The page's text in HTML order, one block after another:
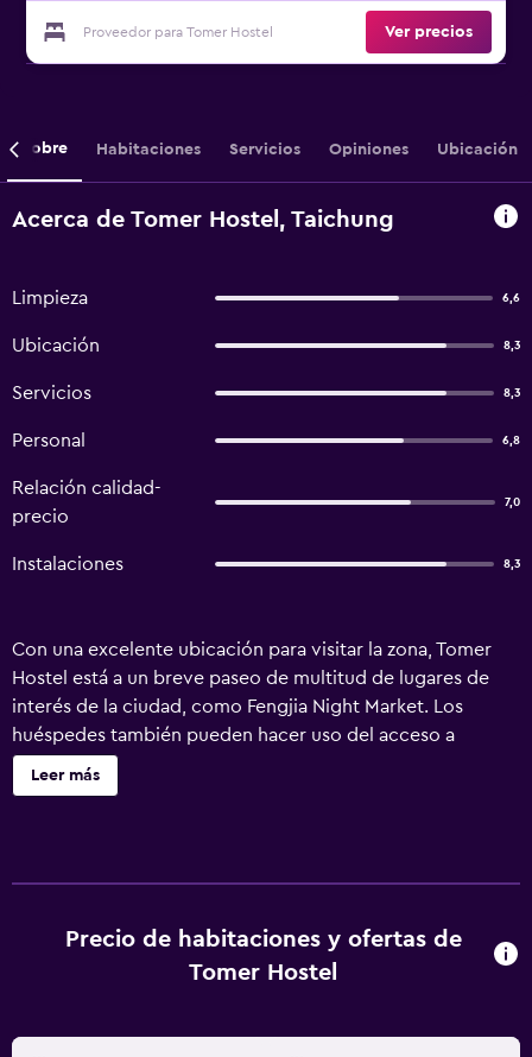
Proveedor para Tomer Hostel Ver precios
Sobre Habitaciones Servicios Opiniones Ubicación
Acerca de Tomer Hostel, Taichung
Limpieza 6,6
Ubicación 8,3
Servicios 8,3
Personal 6,8
Relación calidad-
precio
7,0
Instalaciones 8,3
Con una excelente ubicación para visitar la zona, Tomer
Hostel está a un breve paseo de multitud de lugares de
interés de la ciudad, como Fengjia Night Market. Los
huéspedes también pueden hacer uso del acceso a
internet Wi-Fi gratuito. Las habitaciones tienen aire
acondicionado y también incluyen unas zapatillas, una
Leer más
Precio de habitaciones y ofertas de
Tomer Hostel